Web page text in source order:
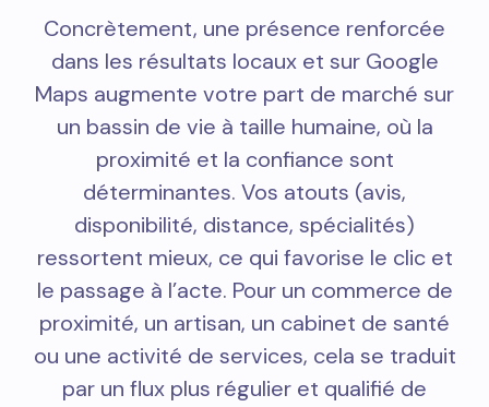
Concrètement, une présence renforcée
dans les résultats locaux et sur Google
Maps augmente votre part de marché sur
un bassin de vie à taille humaine, où la
proximité et la confiance sont
déterminantes. Vos atouts (avis,
disponibilité, distance, spécialités)
ressortent mieux, ce qui favorise le clic et
le passage à l’acte. Pour un commerce de
proximité, un artisan, un cabinet de santé
ou une activité de services, cela se traduit
par un flux plus régulier et qualifié de